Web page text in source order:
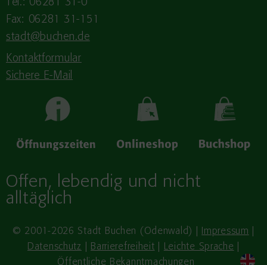
Tel.: 06281 31-0
Fax: 06281 31-151
stadt@buchen.de
Kontaktformular
Sichere E-Mail
Offen, lebendig und nicht
alltäglich
© 2001-2026 Stadt Buchen (Odenwald) | Impressum
Datenschutz
Barrierefreiheit Leichte Sprache
Öffentliche Bekanntmachungen